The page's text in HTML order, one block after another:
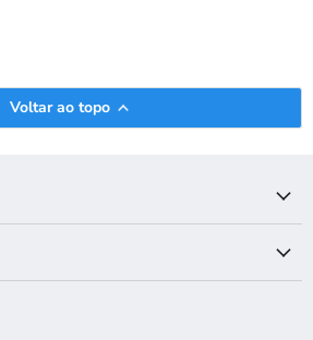
Voltar ao topo